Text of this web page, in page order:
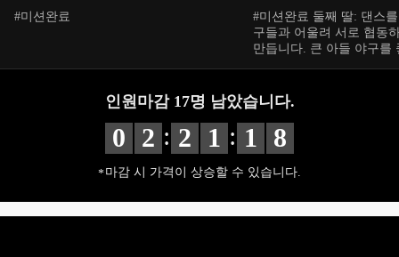
#미션완료
#미션완료 둘째 딸: 댄스를 잘 합니다. 친
구들과 어울려 서로 협동
만듭니다. 큰 아들 야구를
인원마감 17명 남았습니다.
0 2 : 2 1 : 1 7
마감 시 가격이 상승할 수 있습니다.